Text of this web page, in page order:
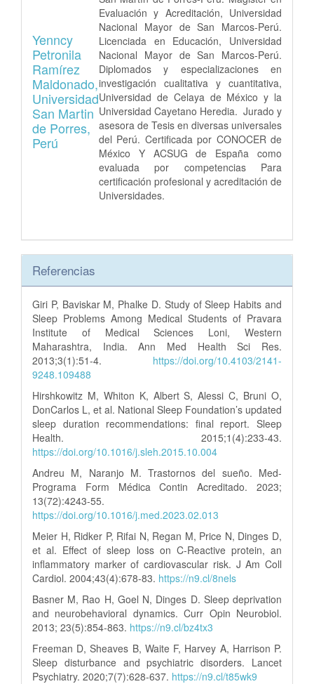
Yenncy
Petronila
Ramírez
Maldonado,
Universidad
San Martin
de Porres,
Perú
Evaluación y Acreditación, Universidad
Nacional Mayor de San Marcos-Perú.
Licenciada en Educación, Universidad
Nacional Mayor de San Marcos-Perú.
Diplomados y especializaciones en
investigación cualitativa y cuantitativa,
Universidad de Celaya de México y la
Universidad Cayetano Heredia. Jurado y
asesora de Tesis en diversas universales
del Perú. Certificada por CONOCER de
México Y ACSUG de España como
evaluada por competencias Para
certificación profesional y acreditación de
Universidades.
Referencias
Giri P, Baviskar M, Phalke D. Study of Sleep Habits and
Sleep Problems Among Medical Students of Pravara
Institute of Medical Sciences Loni, Western
Maharashtra, India. Ann Med Health Sci Res.
2013;3(1):51-4. https://doi.org/10.4103/2141-
9248.109488
Hirshkowitz M, Whiton K, Albert S, Alessi C, Bruni O,
DonCarlos L, et al. National Sleep Foundation’s updated
sleep duration recommendations: final report. Sleep
Health. 2015;1(4):233-43.
https://doi.org/10.1016/j.sleh.2015.10.004
Andreu M, Naranjo M. Trastornos del sueño. Med-
Programa Form Médica Contin Acreditado. 2023;
13(72):4243-55.
https://doi.org/10.1016/j.med.2023.02.013
Meier H, Ridker P, Rifai N, Regan M, Price N, Dinges D,
et al. Effect of sleep loss on C-Reactive protein, an
inflammatory marker of cardiovascular risk. J Am Coll
Cardiol. 2004;43(4):678-83. https://n9.cl/8nels
Basner M, Rao H, Goel N, Dinges D. Sleep deprivation
and neurobehavioral dynamics. Curr Opin Neurobiol.
2013; 23(5):854-863. https://n9.cl/bz4tx3
Freeman D, Sheaves B, Waite F, Harvey A, Harrison P.
Sleep disturbance and psychiatric disorders. Lancet
Psychiatry. 2020;7(7):628-637. https://n9.cl/t85wk9